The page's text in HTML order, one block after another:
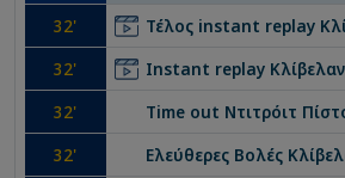
32' Τέλος instant replay
32' Instant replay
32' Time out Ντιτρόιτ
32' Ελεύθερες Βολές